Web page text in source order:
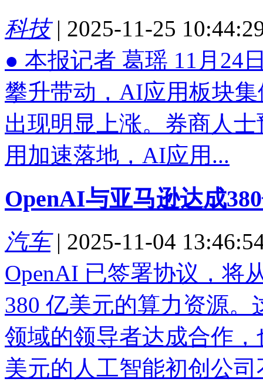
科技| 2025-11-25
● 本报记者 葛瑶 11月24
攀升带动，AI应用板块
出现明显上涨。券商人
用加速落地，AI应用...
OpenAI与亚马逊达成
汽车| 2025-11-04
OpenAI 已签署协议，将
380 亿美元的算力资源。
领域的领导者达成合作
美元的人工智能初创公司